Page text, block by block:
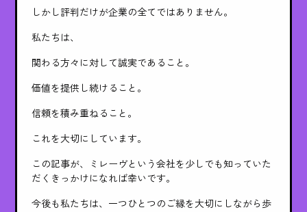
しかし評判だけが企業の全てではありません。
私たちは、
関わる方々に対して誠実であること。
価値を提供し続けること。
信頼を積み重ねること。
これを大切にしています。
この記事が、ミレーヴという会社を少しでも知っていた
だくきっかけになれば幸いです。
今後も私たちは、一つひとつのご縁を大切にしながら歩